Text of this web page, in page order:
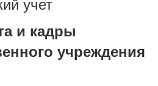
учет
и кадры
учреждения